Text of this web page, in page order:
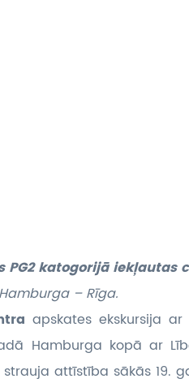
PG2 katogorijā iekļautas
– Rīga.
apskates ekskursija
Hamburga kopā ar
strauja attīstība sākās 19.